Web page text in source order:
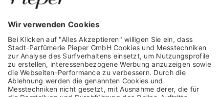
Trusted Shops Mitglied seit 2010